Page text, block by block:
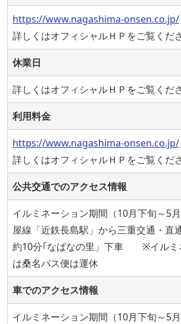
https://www.nagashima-onsen.co.jp/
詳しくはオフィシャルＨＰをご覧くださ
休業日
詳しくはオフィシャルＨＰをご覧くださ
利用料金
https://www.nagashima-onsen.co.jp/
詳しくはオフィシャルＨＰをご覧くださ
公共交通でのアクセス情報
イルミネーション期間（10月下旬～5
屋線「近鉄長島駅」から三重交通・直
約10分｢なばなの里」下車 ※イルミ
は桑名バス便は運休
車でのアクセス情報
イルミネーション期間（10月下旬～5